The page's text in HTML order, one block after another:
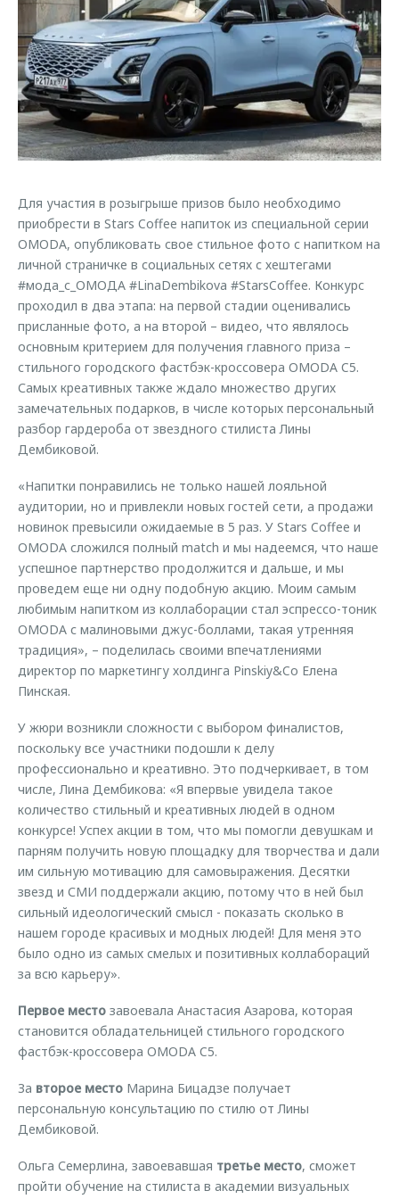
Страхование
Кредитный калькулятор
Аксессуары
Одежда и сувениры
Оригинальные аксессуары
Запчасти
Трейд-ин
Калькулятор трейд-ин
Клиентская поддержка
O&J Автоклуб
Клуб владельцев OMODA
Приложение O&J
Аксессуары
Оригинальные аксессуары
Запчасти
Обратная связь
Для участия в розыгрыше призов было необходимо
приобрести в Stars Coffee напиток из специальной серии
OMODA, опубликовать свое стильное фото с напитком на
личной страничке в социальных сетях с хештегами
#мода_с_ОМОДА #LinaDembikova #StarsCoffee. Конкурс
проходил в два этапа: на первой стадии оценивались
присланные фото, а на второй – видео, что являлось
основным критерием для получения главного приза –
стильного городского фастбэк-кроссовера OMODA C5.
Самых креативных также ждало множество других
замечательных подарков, в числе которых персональный
разбор гардероба от звездного стилиста Лины
Дембиковой.
«Напитки понравились не только нашей лояльной
аудитории, но и привлекли новых гостей сети, а продажи
новинок превысили ожидаемые в 5 раз. У Stars Coffee и
OMODA сложился полный match и мы надеемся, что наше
успешное партнерство продолжится и дальше, и мы
проведем еще ни одну подобную акцию. Моим самым
любимым напитком из коллаборации стал эспрессо-тоник
OMODA с малиновыми джус-боллами, такая утренняя
традиция», – поделилась своими впечатлениями
директор по маркетингу холдинга Pinskiy&Co Елена
Пинская.
У жюри возникли сложности с выбором финалистов,
поскольку все участники подошли к делу
профессионально и креативно. Это подчеркивает, в том
числе, Лина Дембикова: «Я впервые увидела такое
количество стильный и креативных людей в одном
конкурсе! Успех акции в том, что мы помогли девушкам и
парням получить новую площадку для творчества и дали
им сильную мотивацию для самовыражения. Десятки
звезд и СМИ поддержали акцию, потому что в ней был
сильный идеологический смысл - показать сколько в
нашем городе красивых и модных людей! Для меня это
было одно из самых смелых и позитивных коллабораций
за всю карьеру».
Первое место завоевала Анастасия Азарова, которая
становится обладательницей стильного городского
фастбэк-кроссовера OMODA C5.
За второе место Марина Бицадзе получает
персональную консультацию по стилю от Лины
Дембиковой.
Ольга Семерлина, завоевавшая третье место, сможет
пройти обучение на стилиста в академии визуальных